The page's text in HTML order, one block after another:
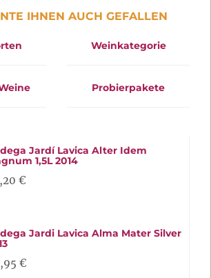
IHNEN AUCH GEFALLEN
Weinkategorie
Probierpakete
Jardí Lavica Alter Idem
1,5L 2014
€
Jardi Lavica Alma Mater Silver
€